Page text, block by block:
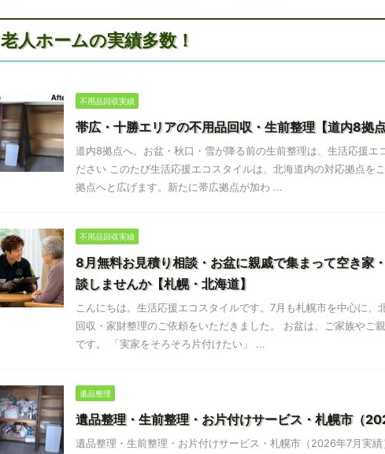
老人ホームの実績多数！
不用品回収実績
帯広・十勝エリアの不用品回収・生前整理【道内8拠点
道内8拠点へ。お盆・秋口・雪が降る前の生前整理は、生活応援エ
ださい このたび生活応援エコスタイルは、北海道内の対応拠点を
拠点へと広げます。新たに帯広拠点が加わ ...
不用品回収実績
8月無料お見積り相談・お盆に親戚で集まって空き家
談しませんか【札幌・北海道】
こんにちは。生活応援エコスタイルです。7月も札幌市を中心に、
回収・家財整理のご依頼をいただきました。 お盆は、ご家族やご
です。 「実家をそろそろ片付けたい」 ...
遺品整理
遺品整理・生前整理・お片付けサービス・札幌市（
遺品整理・生前整理・お片付けサービス・札幌市（2026年7月実